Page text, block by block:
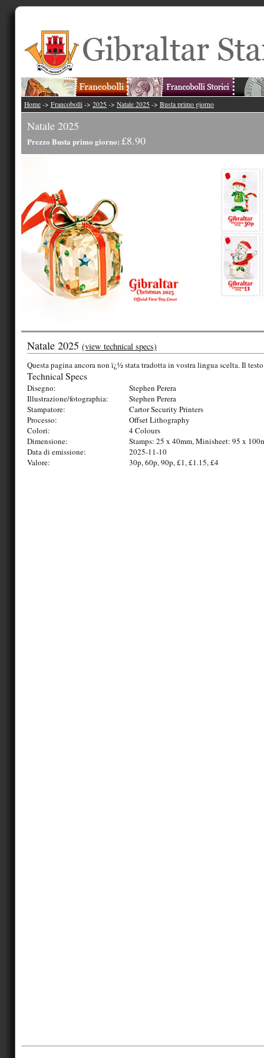
Home -> Francobolli -> 2025 -> Natale 2025 -> Busta primo giorno
Natale 2025
Prezzo Busta primo giorno: £8.90
Natale 2025 (view technical specs)
Questa pagina ancora non ï¿½ stata tradotta in vostra lingua scelta. Il
Technical Specs
Disegno:
Stephen Perera
Illustrazione/fotographia:
Stephen Perera
Stampatore:
Cartor Security Printers
Processo:
Offset Lithography
Colori:
4 Colours
Dimensione:
Stamps: 25 x 40mm, Minisheet: 95 x
Data di emissione:
2025-11-10
Valore:
30p, 60p, 90p, £1, £1.15, £4